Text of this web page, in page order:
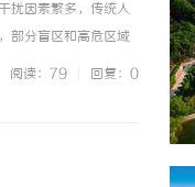
扰因素繁多，传统人
部分盲区和高危区域
漏判、画面失真等
阅读：79 回复：0